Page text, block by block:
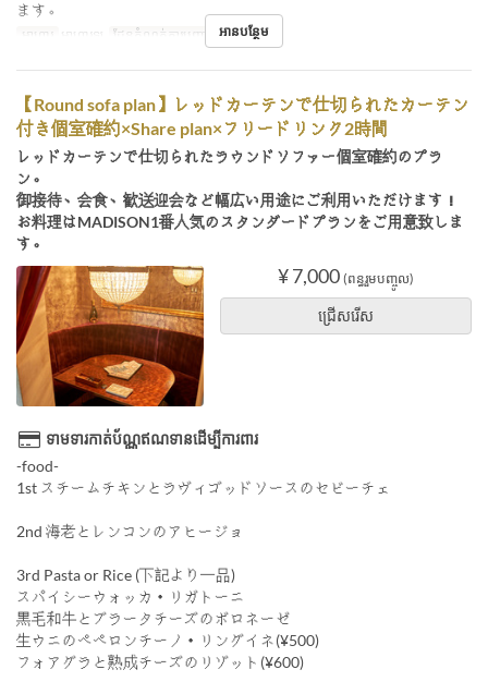
ます。
អាហារ អាហារឡ ដែនកំណត់ការបញ្ជាទិញ 2 ~ 2
អានបន្ថែម
【Round sofa plan】レッドカーテンで仕切られたカーテン
付き個室確約×Share plan×フリードリンク2時間
レッドカーテンで仕切られたラウンドソファー個室確約のプラ
ン。
御接待、会食、歓送迎会など幅広い用途にご利用いただけます！
お料理はMADISON1番人気のスタンダードプランをご用意致しま
す。
¥ 7,000 (ពន្ធរួមបញ្ចូល)
ជ្រើសរើស
ទាមទារកាត់ប័ណ្ណឥណទានដើម្បីការពារ
-food-
1st スチームチキンとラヴィゴッドソースのセビーチェ
2nd 海老とレンコンのアヒージョ
3rd Pasta or Rice (下記より一品)
スパイシーウォッカ・リガトーニ
黒毛和牛とブラータチーズのボロネーゼ
生ウニのペペロンチーノ・リングイネ(¥500)
フォアグラと熟成チーズのリゾット(¥600)